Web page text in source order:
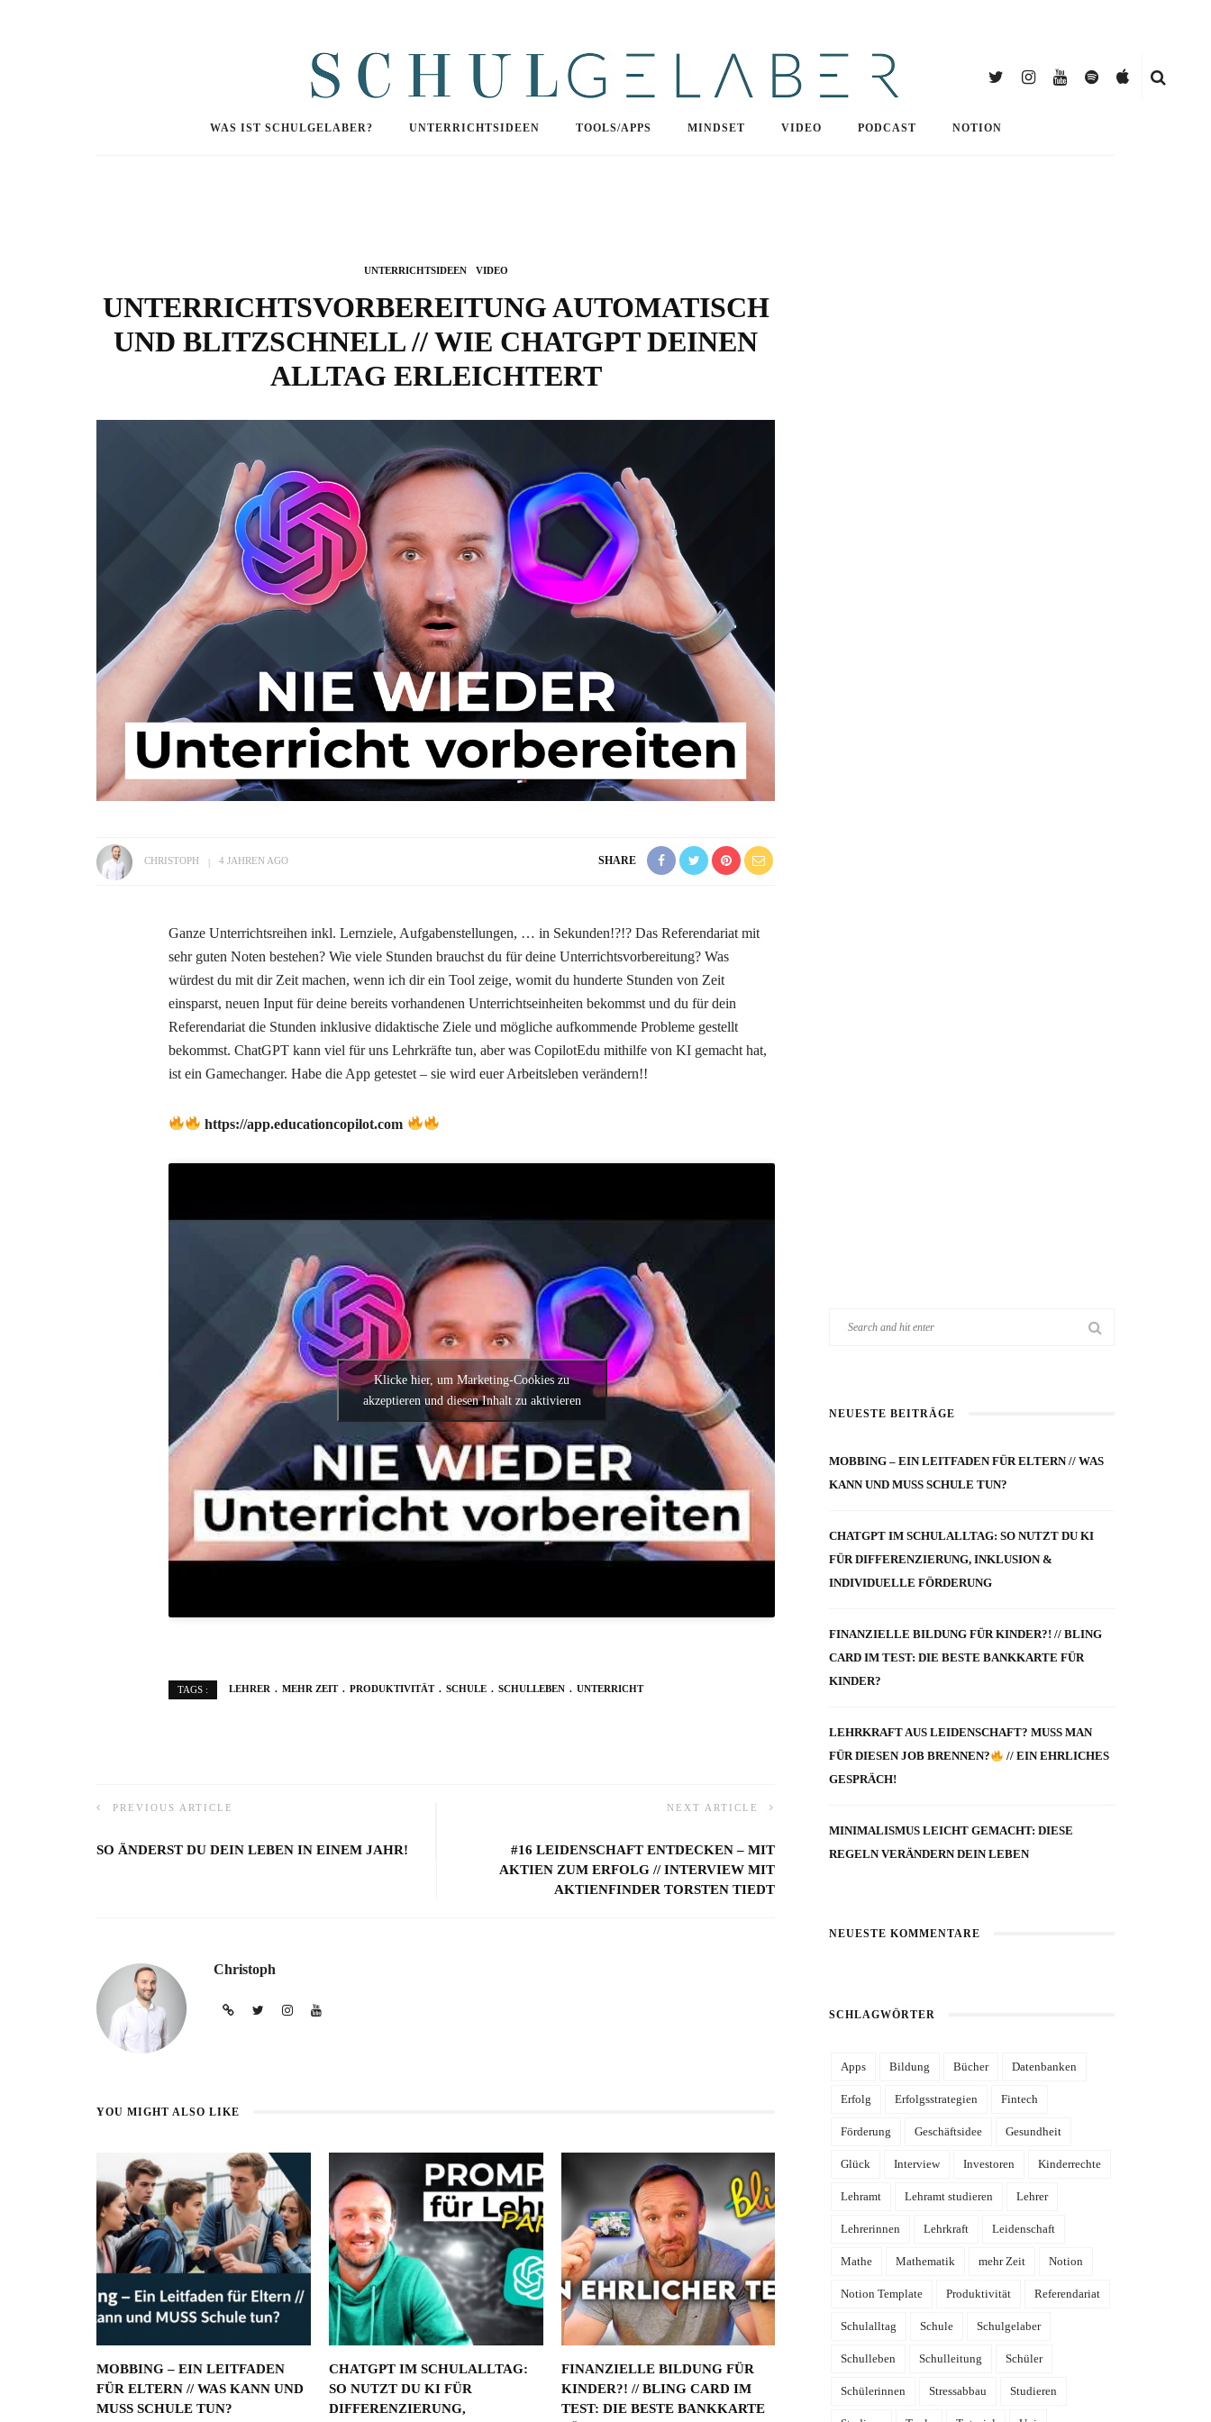
WAS IST SCHULGELABER? UNTERRICHTSIDEEN TOOLS/APPS MINDSET VIDEO PODCAST NOTION
UNTERRICHTSIDEEN VIDEO
UNTERRICHTSVORBEREITUNG AUTOMATISCH
UND BLITZSCHNELL // WIE CHATGPT DEINEN
ALLTAG ERLEICHTERT
CHRISTOPH 4 JAHREN AGO SHARE
Ganze Unterrichtsreihen inkl. Lernziele, Aufgabenstellungen, … in Sekunden!?!? Das Referendariat mit
sehr guten Noten bestehen? Wie viele Stunden brauchst du für deine Unterrichtsvorbereitung? Was
würdest du mit dir Zeit machen, wenn ich dir ein Tool zeige, womit du hunderte Stunden von Zeit
einsparst, neuen Input für deine bereits vorhandenen Unterrichtseinheiten bekommst und du für dein
Referendariat die Stunden inklusive didaktische Ziele und mögliche aufkommende Probleme gestellt
bekommst. ChatGPT kann viel für uns Lehrkräfte tun, aber was CopilotEdu mithilfe von KI gemacht hat,
ist ein Gamechanger. Habe die App getestet – sie wird euer Arbeitsleben verändern!!
https://app.educationcopilot.com
Klicke hier, um Marketing-Cookies zu
akzeptieren und diesen Inhalt zu aktivieren
TAGS : LEHRER MEHR ZEIT PRODUKTIVITÄT SCHULE SCHULLEBEN UNTERRICHT
PREVIOUS ARTICLE
SO ÄNDERST DU DEIN LEBEN IN EINEM JAHR!
NEXT ARTICLE
#16 LEIDENSCHAFT ENTDECKEN – MIT
AKTIEN ZUM ERFOLG // INTERVIEW MIT
AKTIENFINDER TORSTEN TIEDT
Christoph
YOU MIGHT ALSO LIKE
MOBBING – EIN LEITFADEN
FÜR ELTERN // WAS KANN UND
MUSS SCHULE TUN?
CHATGPT IM SCHULALLTAG:
SO NUTZT DU KI FÜR
DIFFERENZIERUNG,
FINANZIELLE BILDUNG FÜR
KINDER?! // BLING CARD IM
TEST: DIE BESTE BANKKARTE
NEUESTE BEITRÄGE
MOBBING – EIN LEITFADEN FÜR ELTERN // WAS
KANN UND MUSS SCHULE TUN?
CHATGPT IM SCHULALLTAG: SO NUTZT DU KI
FÜR DIFFERENZIERUNG, INKLUSION &
INDIVIDUELLE FÖRDERUNG
FINANZIELLE BILDUNG FÜR KINDER?! // BLING
CARD IM TEST: DIE BESTE BANKKARTE FÜR
KINDER?
LEHRKRAFT AUS LEIDENSCHAFT? MUSS MAN
FÜR DIESEN JOB BRENNEN?
// EIN EHRLICHES
GESPRÄCH!
MINIMALISMUS LEICHT GEMACHT: DIESE
REGELN VERÄNDERN DEIN LEBEN
NEUESTE KOMMENTARE
SCHLAGWÖRTER
Apps Bildung Bücher Datenbanken
Erfolg Erfolgsstrategien Fintech
Förderung Geschäftsidee Gesundheit
Glück Interview Investoren Kinderrechte
Lehramt Lehramt studieren Lehrer
Lehrerinnen Lehrkraft Leidenschaft
Mathe Mathematik mehr Zeit Notion
Notion Template Produktivität Referendariat
Schulalltag Schule Schulgelaber
Schulleben Schulleitung Schüler
Schülerinnen Stressabbau Studieren